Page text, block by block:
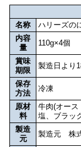
名称
ハリーズの
内容
量
110g×4個
賞味
期限
製造日より
保存
方法
冷凍
原材
料
牛肉(オース
塩、ブラッ
製造
元
製造元 株